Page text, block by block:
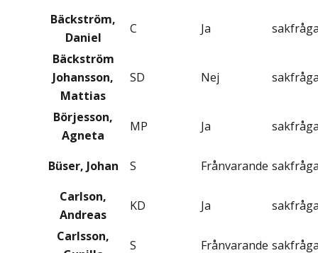
Bäckström,
Daniel
C Ja
Bäckström
Johansson,
Mattias
SD Nej
Börjesson,
Agneta
MP Ja
Büser, Johan S Frånvarande
Carlson,
Andreas
KD Ja
Carlsson,
S Frånvarande